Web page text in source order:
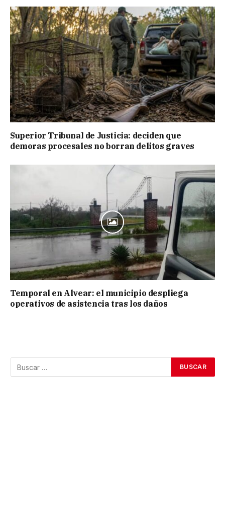
Superior Tribunal de Justicia: deciden que
demoras procesales no borran delitos graves
Temporal en Alvear: el municipio despliega
operativos de asistencia tras los daños